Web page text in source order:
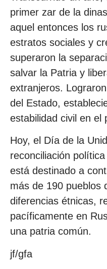
primer zar de la
aquel entonces los
estratos sociales y
superaron la
salvar la Patria y
extranjeros.
del Estado,
estabilidad civil en el
Hoy, el Día de la
reconciliación
está destinado a
más de 190 pueblos
diferencias étnicas,
pacíficamente en
una patria común.
jf/gfa